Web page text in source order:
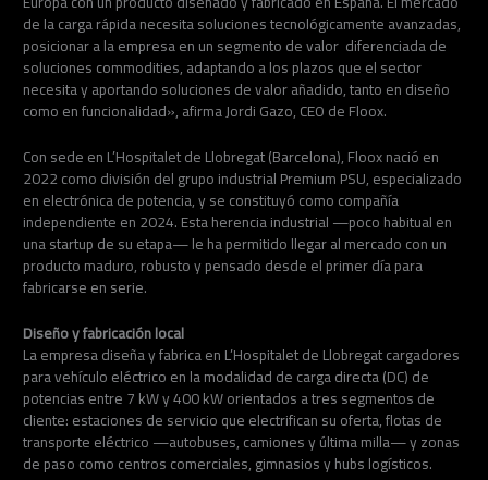
de la carga rápida necesita soluciones tecnológicamente avanzadas,
posicionar a la empresa en un segmento de valor diferenciada de
soluciones commodities, adaptando a los plazos que el sector
necesita y aportando soluciones de valor añadido, tanto en diseño
como en funcionalidad», afirma Jordi Gazo, CEO de Floox.
Con sede en L’Hospitalet de Llobregat (Barcelona), Floox nació en
2022 como división del grupo industrial Premium PSU, especializado
en electrónica de potencia, y se constituyó como compañía
independiente en 2024. Esta herencia industrial —poco habitual en
una startup de su etapa— le ha permitido llegar al mercado con un
producto maduro, robusto y pensado desde el primer día para
fabricarse en serie.
Diseño y fabricación local
La empresa diseña y fabrica en L’Hospitalet de Llobregat cargadores
para vehículo eléctrico en la modalidad de carga directa (DC) de
potencias entre 7 kW y 400 kW orientados a tres segmentos de
cliente: estaciones de servicio que electrifican su oferta, flotas de
transporte eléctrico —autobuses, camiones y última milla— y zonas
de paso como centros comerciales, gimnasios y hubs logísticos.